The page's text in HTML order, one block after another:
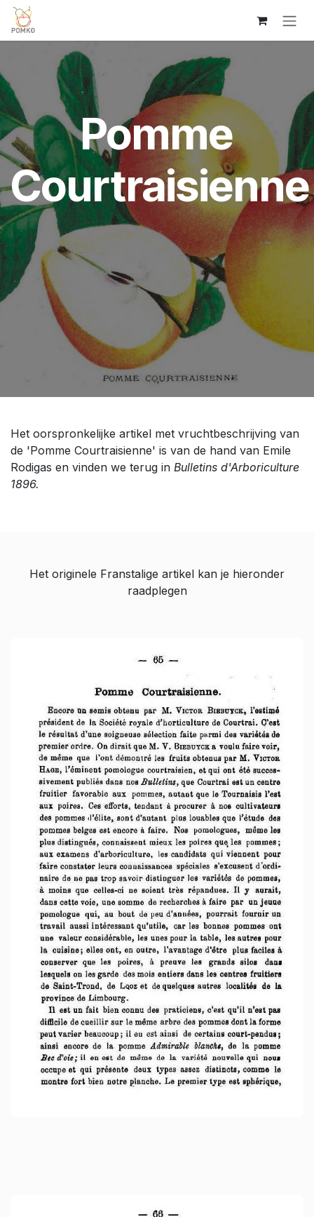
Overslaan naar inhoud
Pomme
Courtraisienne
Het oorspronkelijke artikel met vruchtbeschrijving van
de 'Pomme Courtraisienne' is van de hand van Emile
Rodigas en vinden we terug in Bulletins d'Arboriculture
1896.
Het originele Franstalige artikel kan je hieronder
raadplegen